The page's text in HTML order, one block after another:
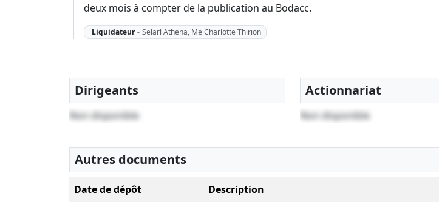
deux mois à compter de la publication au Bodacc.
Liquidateur - Selarl Athena, Me Charlotte Thirion
Dirigeants
Non disponible
Actionnariat
Non disponible
Autres documents
Date de dépôt Description